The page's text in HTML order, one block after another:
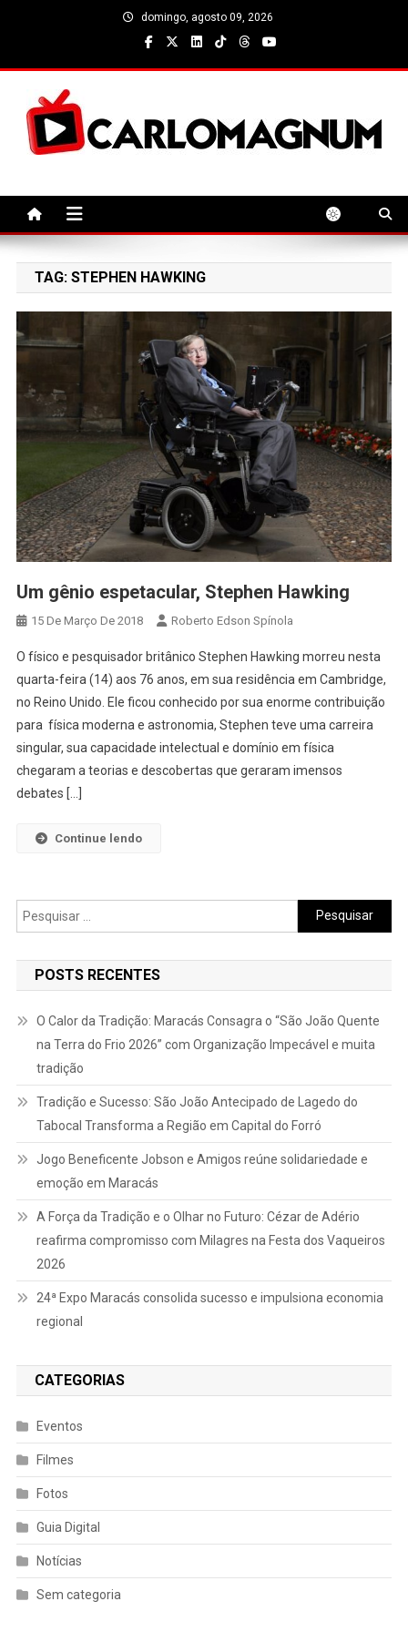
domingo, agosto 09, 2026
TAG: STEPHEN HAWKING
Um gênio espetacular, Stephen Hawking
15 De Março De 2018 Roberto Edson Spínola
O físico e pesquisador britânico Stephen Hawking morreu nesta
quarta-feira (14) aos 76 anos, em sua residência em Cambridge,
no Reino Unido. Ele ficou conhecido por sua enorme contribuição
para física moderna e astronomia, Stephen teve uma carreira
singular, sua capacidade intelectual e domínio em física
chegaram a teorias e descobertas que geraram imensos
debates […]
Continue lendo
Pesquisar
por:
POSTS RECENTES
O Calor da Tradição: Maracás Consagra o “São João Quente
na Terra do Frio 2026” com Organização Impecável e muita
tradição
Tradição e Sucesso: São João Antecipado de Lagedo do
Tabocal Transforma a Região em Capital do Forró
Jogo Beneficente Jobson e Amigos reúne solidariedade e
emoção em Maracás
A Força da Tradição e o Olhar no Futuro: Cézar de Adério
reafirma compromisso com Milagres na Festa dos Vaqueiros
2026
24ª Expo Maracás consolida sucesso e impulsiona economia
regional
CATEGORIAS
Eventos
Filmes
Fotos
Guia Digital
Notícias
Sem categoria